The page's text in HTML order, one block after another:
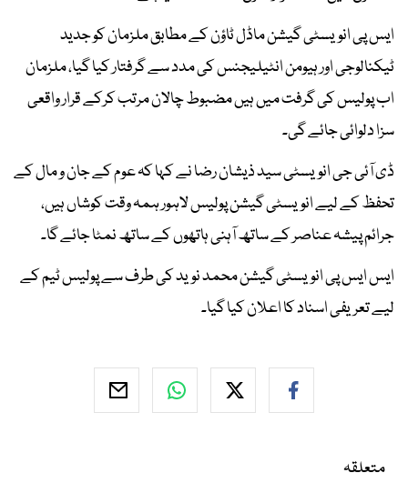
ایس پی انویسٹی گیشن ماڈل ٹاؤن کے مطابق ملزمان کو جدید
ٹیکنالوجی اور ہیومن انٹیلیجنس کی مدد سے گرفتار کیا گیا، ملزمان
اب پولیس کی گرفت میں ہیں مضبوط چالان مرتب کرکے قرار واقعی
سزا دلوائی جائے گی۔
ڈی آئی جی انویسٹی سید ذیشان رضا نے کہا کہ عوم کے جان و مال کے
تحفظ کے لیے انویسٹی گیشن پولیس لاہور ہمہ وقت کوشاں ہیں،
جرائم پیشہ عناصر کے ساتھ آہنی ہاتھوں کے ساتھ نمٹا جائے گا۔
ایس ایس پی انویسٹی گیشن محمد نوید کی طرف سے پولیس ٹیم کے
لیے تعریفی اسناد کا اعلان کیا گیا۔
متعلقہ